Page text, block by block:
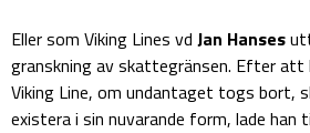
Eller som Viking Lines vd Jan Hanses
granskning av skattegränsen. Efter
Viking Line, om undantaget togs bort,
existera i sin nuvarande form, lade han